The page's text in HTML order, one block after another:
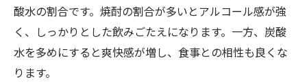
酸水の割合です。焼酎の割合が多いとアルコール感が強
く、しっかりとした飲みごたえになります。一方、炭酸
水を多めにすると爽快感が増し、食事との相性も良くな
ります。